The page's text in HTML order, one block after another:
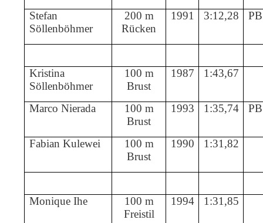
Stefan
Söllenböhmer
200 m
Rücken
1991 3:12,28 PB
Kristina
Söllenböhmer
100 m
Brust
1987 1:43,67
Marco Nierada
100 m
Brust
1993 1:35,74 PB
Fabian Kulewei
100 m
Brust
1990 1:31,82
Monique Ihe
100 m
Freistil
1994 1:31,85